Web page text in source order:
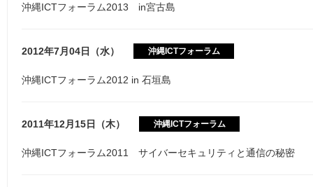
沖縄ICTフォーラム2013 in宮古島
2012年7月04日（水） 沖縄ICTフォーラム
沖縄ICTフォーラム2012 in 石垣島
2011年12月15日（木） 沖縄ICTフォーラム
沖縄ICTフォーラム2011 サイバーセキュリティと通信の秘密